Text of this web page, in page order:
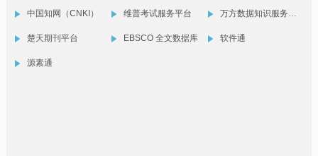
中国知网（CNKI） 维普考试服务平台 万方数据知识服务平台
楚天期刊平台 EBSCO 全文数据库 软件通
源素通